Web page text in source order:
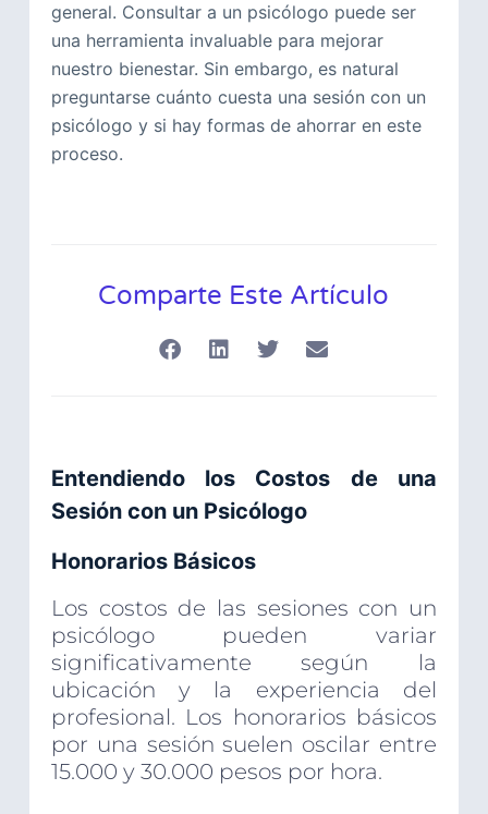
general. Consultar a un psicólogo puede ser
una herramienta invaluable para mejorar
nuestro bienestar. Sin embargo, es natural
preguntarse cuánto cuesta una sesión con un
psicólogo y si hay formas de ahorrar en este
proceso.
Comparte Este Artículo
Entendiendo los Costos de una
Sesión con un Psicólogo
Honorarios Básicos
Los costos de las sesiones con un
psicólogo pueden variar
significativamente según la
ubicación y la experiencia del
profesional. Los honorarios básicos
por una sesión suelen oscilar entre
15.000 y 30.000 pesos por hora.